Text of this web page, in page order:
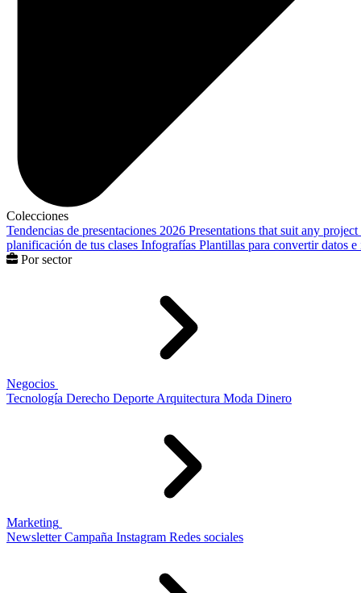
Colecciones
Tendencias de presentaciones 2026 Presentations that suit any project
planificación de tus clases Infografías Plantillas para convertir datos
Por sector
Negocios
Tecnología Derecho Deporte Arquitectura Moda Dinero
Marketing
Newsletter Campaña Instagram Redes sociales